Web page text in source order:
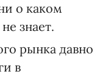
о каком
знает.
рынка давно
в